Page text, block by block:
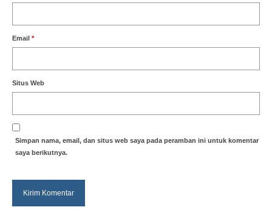
Email *
Situs Web
Simpan nama, email, dan situs web saya pada peramban ini untuk komentar
saya berikutnya.